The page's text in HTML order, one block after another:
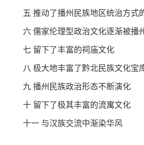
五 推动了播州民族地区统治方式
六 儒家伦理型政治文化逐渐被播
七 留下了丰富的祠庙文化
八 极大地丰富了黔北民族文化宝
九 播州民族政治形态不断演化
十 留下了极其丰富的流寓文化
十一 与汉族交流中渐染华风